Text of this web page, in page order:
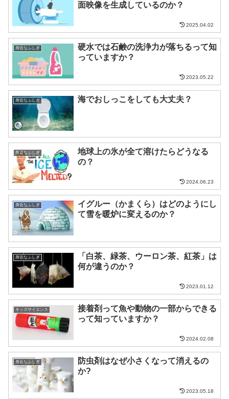
面映像を生成しているのか？
2025.04.02
身近なふしぎ
硬水では石鹸の洗浄力が落ちるって知
っていますか？
2023.05.22
身近なふしぎ 海でおしっこをしても大丈夫？
身近なふしぎ
地球上の氷が全て溶けたらどうなる
の？
2024.06.23
身近なふしぎ
イグルー（かまくら）はどのようにし
て雪を暖炉に変えるのか？
身近なふしぎ
「白茶、緑茶、ウーロン茶、紅茶」は
何が違うのか？
2023.01.12
キッズサイエンス
接着剤って魚や動物の一部からできる
って知っていますか？
2024.02.08
身近なふしぎ
防虫剤はなぜ小さくなって消えるの
か?
2023.05.18